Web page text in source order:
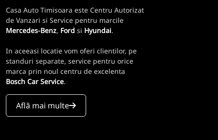
Casa Auto Timisoara este Centru Autorizat
de Vanzari si Service pentru marcile
Mercedes-Benz, Ford si Hyundai.
In aceeasi locatie vom oferi clientilor, pe
standuri separate, service pentru orice
marca prin noul centru de excelenta
Bosch Car Service.
Află mai multe